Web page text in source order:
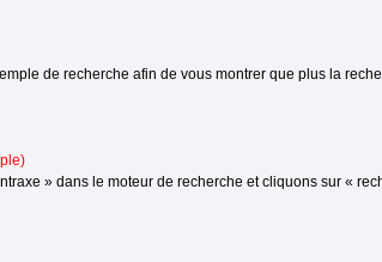
de recherche afin de vous montrer que plus la
» dans le moteur de recherche et cliquons sur «